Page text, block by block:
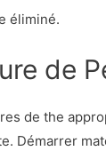
éliminé.
de
de the
Démarrer